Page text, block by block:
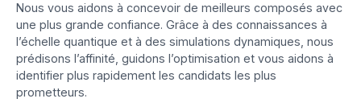
Nous vous aidons à concevoir de meilleurs composés avec
une plus grande confiance. Grâce à des connaissances à
l’échelle quantique et à des simulations dynamiques, nous
prédisons l’affinité, guidons l’optimisation et vous aidons à
identifier plus rapidement les candidats les plus
prometteurs.